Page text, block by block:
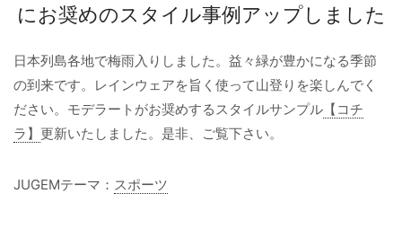
にお奨めのスタイル事例アップしました
日本列島各地で梅雨入りしました。益々緑が豊かになる季節
の到来です。レインウェアを旨く使って山登りを楽しんでく
ださい。モデラートがお奨めするスタイルサンプル 【コチ
ラ】 更新いたしました。是非、ご覧下さい。
JUGEMテーマ： スポーツ